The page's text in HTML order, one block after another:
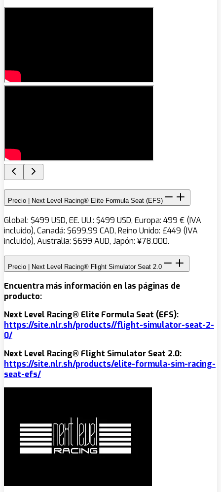
Precio | Next Level Racing® Elite Formula Seat (EFS)
Global: $499 USD, EE. UU.: $499 USD, Europa: 499 € (IVA
incluido), Canadá: $699,99 CAD, Reino Unido: £449 (IVA
incluido), Australia: $699 AUD, Japón: ¥78.000.
Precio | Next Level Racing® Flight Simulator Seat 2.0
Encuentra más información en las páginas de
producto:
Next Level Racing® Elite Formula Seat (EFS):
https://site.nlr.sh/products//flight-simulator-seat-2-
0/
Next Level Racing® Flight Simulator Seat 2.0:
https://site.nlr.sh/products/elite-formula-sim-racing-
seat-efs/